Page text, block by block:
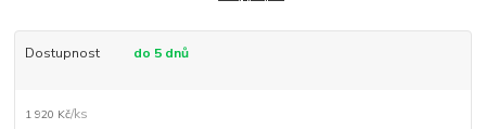
Dostupnost do 5 dnů
1 920 Kč/ks